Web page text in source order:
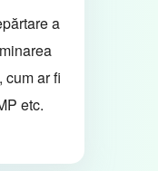
a
cum ar fi
etc.